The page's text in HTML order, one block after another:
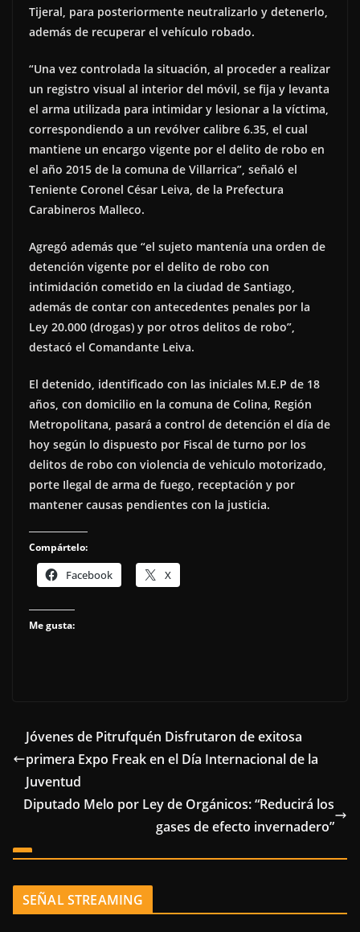
Tijeral, para posteriormente neutralizarlo y detenerlo,
además de recuperar el vehículo robado.
“Una vez controlada la situación, al proceder a realizar
un registro visual al interior del móvil, se fija y levanta
el arma utilizada para intimidar y lesionar a la víctima,
correspondiendo a un revólver calibre 6.35, el cual
mantiene un encargo vigente por el delito de robo en
el año 2015 de la comuna de Villarrica”, señaló el
Teniente Coronel César Leiva, de la Prefectura
Carabineros Malleco.
Agregó además que “el sujeto mantenía una orden de
detención vigente por el delito de robo con
intimidación cometido en la ciudad de Santiago,
además de contar con antecedentes penales por la
Ley 20.000 (drogas) y por otros delitos de robo”,
destacó el Comandante Leiva.
El detenido, identificado con las iniciales M.E.P de 18
años, con domicilio en la comuna de Colina, Región
Metropolitana, pasará a control de detención el día de
hoy según lo dispuesto por Fiscal de turno por los
delitos de robo con violencia de vehiculo motorizado,
porte Ilegal de arma de fuego, receptación y por
mantener causas pendientes con la justicia.
Compártelo:
Facebook X
Me gusta:
Jóvenes de Pitrufquén Disfrutaron de exitosa
primera Expo Freak en el Día Internacional de la
Juventud
Diputado Melo por Ley de Orgánicos: “Reducirá los
gases de efecto invernadero”
SEÑAL STREAMING